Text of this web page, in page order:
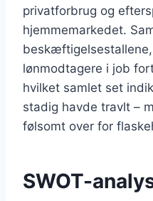
privatforbrug og
hjemmemarkedet.
lønmodtagere i job
hvilket samlet set
stadig havde travlt –
følsomt over for
SWOT-